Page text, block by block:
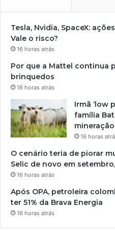
Tesla, Nvidia, SpaceX:
Vale o risco?
16 horas atrás
Por que a Mattel continua
brinquedos
16 horas atrás
Irmã ‘low
família
16 horas
O cenário teria de piorar
Selic de novo em
16 horas atrás
Após OPA, petroleira
ter 51% da Brava Energia
16 horas atrás